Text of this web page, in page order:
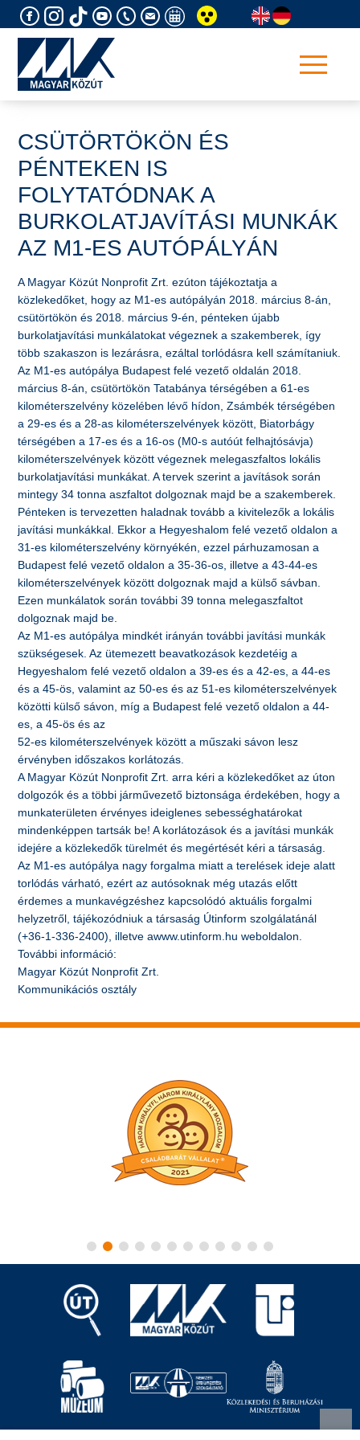
to
CSÜTÖRTÖKÖN ÉS
PÉNTEKEN IS
FOLYTATÓDNAK A
BURKOLATJAVÍTÁSI MUNKÁK
AZ M1-ES AUTÓPÁLYÁN
A Magyar Közút Nonprofit Zrt. ezúton tájékoztatja a
közlekedőket, hogy az M1-es autópályán 2018. március 8-án,
csütörtökön és 2018. március 9-én, pénteken újabb
burkolatjavítási munkálatokat végeznek a szakemberek, így
több szakaszon is lezárásra, ezáltal torlódásra kell számítaniuk.
Az M1-es autópálya Budapest felé vezető oldalán 2018.
március 8-án, csütörtökön Tatabánya térségében a 61-es
kilométerszelvény közelében lévő hídon, Zsámbék térségében
a 29-es és a 28-as kilométerszelvények között, Biatorbágy
térségében a 17-es és a 16-os (M0-s autóút felhajtósávja)
kilométerszelvények között végeznek melegaszfaltos lokális
burkolatjavítási munkákat. A tervek szerint a javítások során
mintegy 34 tonna aszfaltot dolgoznak majd be a szakemberek.
Pénteken is tervezetten haladnak tovább a kivitelezők a lokális
javítási munkákkal. Ekkor a Hegyeshalom felé vezető oldalon a
31-es kilométerszelvény környékén, ezzel párhuzamosan a
Budapest felé vezető oldalon a 35-36-os, illetve a 43-44-es
kilométerszelvények között dolgoznak majd a külső sávban.
Ezen munkálatok során további 39 tonna melegaszfaltot
dolgoznak majd be.
Az M1-es autópálya mindkét irányán további javítási munkák
szükségesek. Az ütemezett beavatkozások kezdetéig a
Hegyeshalom felé vezető oldalon a 39-es és a 42-es, a 44-es
és a 45-ös, valamint az 50-es és az 51-es kilométerszelvények
közötti külső sávon, míg a Budapest felé vezető oldalon a 44-
es, a 45-ös és az
52-es kilométerszelvények között a műszaki sávon lesz
érvényben időszakos korlátozás.
A Magyar Közút Nonprofit Zrt. arra kéri a közlekedőket az úton
dolgozók és a többi járművezető biztonsága érdekében, hogy a
munkaterületen érvényes ideiglenes sebességhatárokat
mindenképpen tartsák be! A korlátozások és a javítási munkák
idejére a közlekedők türelmét és megértését kéri a társaság.
Az M1-es autópálya nagy forgalma miatt a terelések ideje alatt
torlódás várható, ezért az autósoknak még utazás előtt
érdemes a munkavégzéshez kapcsolódó aktuális forgalmi
helyzetről, tájékozódniuk a társaság Útinform szolgálatánál
(+36-1-336-2400), illetve awww.utinform.hu weboldalon.
További információ:
Magyar Közút Nonprofit Zrt.
Kommunikációs osztály